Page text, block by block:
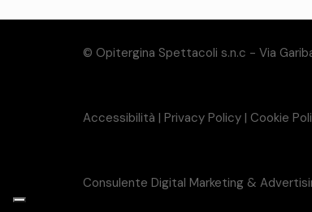
© Opitergina Spettacoli s.n.c - Via
Accessibilità | Privacy Policy | Cookie
Consulente Digital Marketing &